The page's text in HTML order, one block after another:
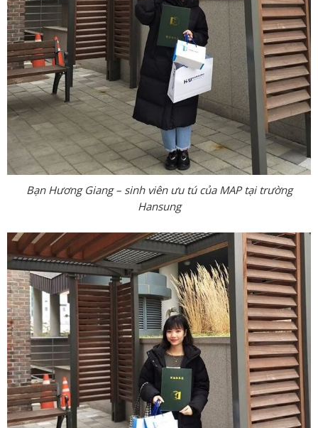
Bạn Hương Giang – sinh viên ưu tú của MAP tại trường
Hansung